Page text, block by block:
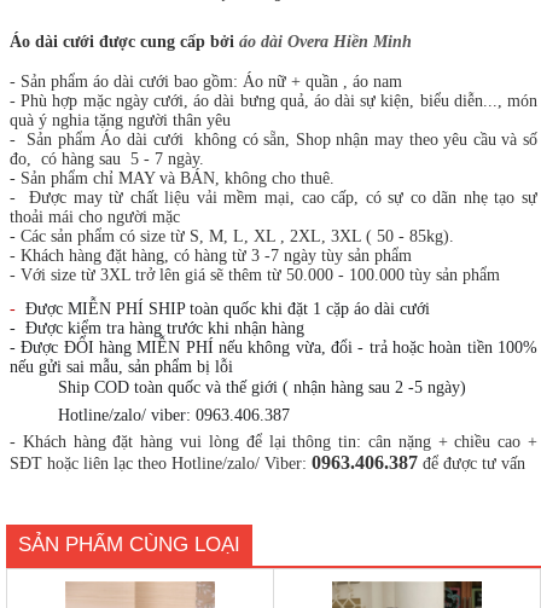
Áo dài cưới được cung cấp bởi áo dài Overa Hiền Minh
- Sản phẩm áo dài cưới bao gồm: Áo nữ + quần , áo nam
- Phù hợp mặc ngày cưới, áo dài bưng quả, áo dài sự kiện, biểu diễn..., món
quà ý nghia tặng người thân yêu
- Sản phẩm Áo dài cưới không có sẵn, Shop nhận may theo yêu cầu và số
đo, có hàng sau 5 - 7 ngày.
- Sản phẩm chỉ MAY và BÁN, không cho thuê.
- Được may từ chất liệu vải mềm mại, cao cấp, có sự co dãn nhẹ tạo sự
thoải mái cho người mặc
- Các sản phẩm có size từ S, M, L, XL , 2XL, 3XL ( 50 - 85kg).
- Khách hàng đặt hàng, có hàng từ 3 -7 ngày tùy sản phẩm
- Với size từ 3XL trở lên giá sẽ thêm từ 50.000 - 100.000 tùy sản phẩm
- Được MIỄN PHÍ SHIP toàn quốc khi đặt 1 cặp áo dài cưới
- Được kiểm tra hàng trước khi nhận hàng
- Được ĐỔI hàng MIỄN PHÍ nếu không vừa, đổi - trả hoặc hoàn tiền 100%
nếu gửi sai mẫu, sản phẩm bị lỗi
Ship COD toàn quốc và thế giới ( nhận hàng sau 2 -5 ngày)
Hotline/zalo/ viber: 0963.406.387
- Khách hàng đặt hàng vui lòng để lại thông tin: cân nặng + chiều cao +
SĐT hoặc liên lạc theo Hotline/zalo/ Viber: 0963.406.387 để được tư vấn
SẢN PHẨM CÙNG LOẠI